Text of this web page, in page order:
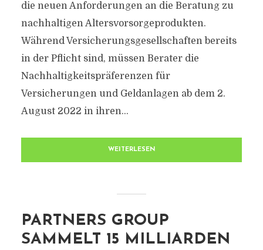
die neuen Anforderungen an die Beratung zu
nachhaltigen Altersvorsorgeprodukten.
Während Versicherungsgesellschaften bereits
in der Pflicht sind, müssen Berater die
Nachhaltigkeitspräferenzen für
Versicherungen und Geldanlagen ab dem 2.
August 2022 in ihren...
WEITERLESEN
PARTNERS GROUP
SAMMELT 15 MILLIARDEN